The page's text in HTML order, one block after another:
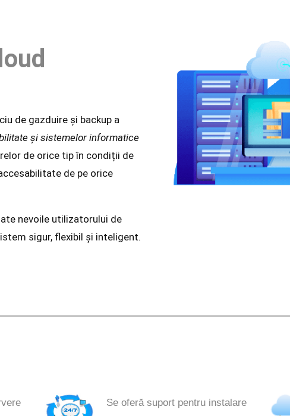
de gazduire și backup a
și sistemelor informatice
de orice tip în condiții de
de pe orice
nevoile utilizatorului de
sigur, flexibil și inteligent.
Se oferă suport pentru instalare